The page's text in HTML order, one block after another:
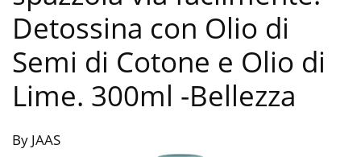
Detossina con Olio di
Semi di Cotone e Olio di
Lime. 300ml -Bellezza
By JAAS